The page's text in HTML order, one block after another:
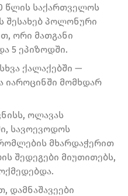
წლის საქართველოს
შესახებ პოლონური
ორი მათგანი
5 ეპიზოდში.
ქალაქებში —
იაროცინში მომხდარ
ოლავას
სავოევოდოს
მხარდაჭერით
შედეგები მიუთითებს,
დამნაშავეები